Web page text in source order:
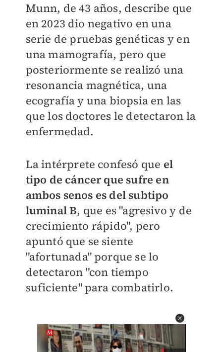
Munn, de 43 años, describe que
en 2023 dio negativo en una
serie de pruebas genéticas y en
una mamografía, pero que
posteriormente se realizó una
resonancia magnética, una
ecografía y una biopsia en las
que los doctores le detectaron la
enfermedad.
La intérprete confesó que el
tipo de cáncer que sufre en
ambos senos es del subtipo
luminal B, que es "agresivo y de
crecimiento rápido", pero
apuntó que se siente
"afortunada" porque se lo
detectaron "con tiempo
suficiente" para combatirlo.